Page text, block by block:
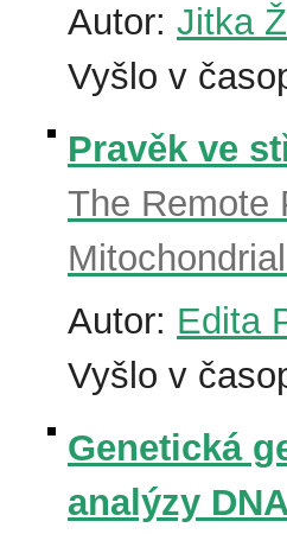
Autor: Jitka
Vyšlo v
Pravěk ve
The Remote
Autor: Edita
Vyšlo v
Genetická
analýzy